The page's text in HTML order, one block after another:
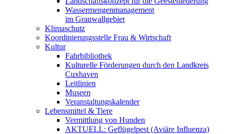
Wassermengenmanagement
im Grauwallgebiet
Klimaschutz
Koordinierungsstelle Frau & Wirtschaft
Kultur
Fahrbibliothek
Kulturelle Förderungen durch den Landkreis
Cuxhaven
Leitlinien
Museen
Veranstaltungskalender
Lebensmittel & Tiere
Vermittlung von Hunden
AKTUELL: Geflügelpest (Aviäre Influenza)